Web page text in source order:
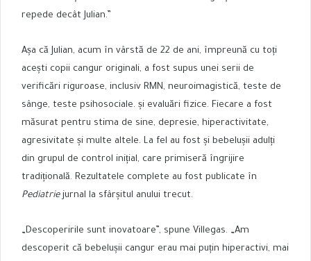
repede decât Julian.”
Așa că Julian, acum în vârstă de 22 de ani, împreună cu toți
acești copii cangur originali, a fost supus unei serii de
verificări riguroase, inclusiv RMN, neuroimagistică, teste de
sânge, teste psihosociale. și evaluări fizice. Fiecare a fost
măsurat pentru stima de sine, depresie, hiperactivitate,
agresivitate și multe altele. La fel au fost și bebelușii adulți
din grupul de control inițial, care primiseră îngrijire
tradițională. Rezultatele complete au fost publicate în
Pediatriejurnal la sfârșitul anului trecut.
„Descoperirile sunt inovatoare”, spune Villegas. „Am
descoperit că bebelușii cangur erau mai puțin hiperactivi, mai